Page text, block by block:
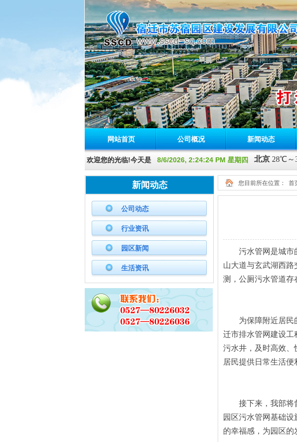
网站首页 公司概况 新闻动态
欢迎您的光临!今天是 8/6/2026, 2:24:25 PM 星期四
新闻动态
公司动态
行业资讯
园区新闻
生活资讯
您目前所在位置： 首
污水管网是城市的
山大道与玄武湖西
测，公厕污水管道存
为保障附近居民的
迁市排水管网建设工
污水井，及时高效、
居民提供日常生活便
接下来，我部将督
园区污水管网基础
的幸福感，为园区的